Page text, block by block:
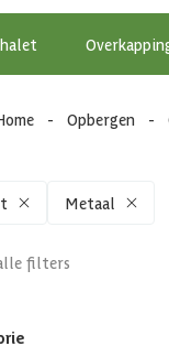
- Opbergen -
Metaal
filters